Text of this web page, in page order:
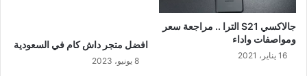
جالاكسي S21 الترا .. مراجعة سعر
ومواصفات واداء
16 يناير، 2021
افضل متجر داش كام في السعودية
8 يونيو، 2023